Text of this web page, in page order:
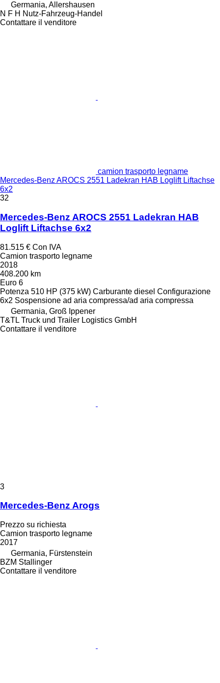
Germania, Allershausen
N F H Nutz-Fahrzeug-Handel
Contattare il venditore
camion trasporto legname
Mercedes-Benz AROCS 2551 Ladekran HAB Loglift Liftachse
6x2
32
Mercedes-Benz AROCS 2551 Ladekran HAB
Loglift Liftachse 6x2
81.515 € Con IVA
Camion trasporto legname
2018
408.200 km
Euro 6
Potenza 510 HP (375 kW) Carburante diesel Configurazione
6x2 Sospensione ad aria compressa/ad aria compressa
Germania, Groß Ippener
T&TL Truck und Trailer Logistics GmbH
Contattare il venditore
3
Mercedes-Benz Arogs
Prezzo su richiesta
Camion trasporto legname
2017
Germania, Fürstenstein
BZM Stallinger
Contattare il venditore